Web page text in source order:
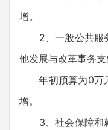
增。
2、一般公共服
他发展与改革事务支
年初预算为0万元
增。
3、社会保障和